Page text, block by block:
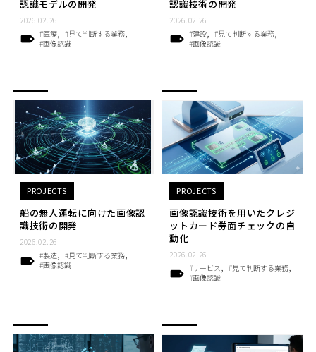
認識モデルの開発
2026.02.26
#医療
#見て判断する業務
#画像認識
認識技術の開発
2026.02.26
#建設
#見て判断する業務
#画像認識
PROJECTS
船の無人運転に向けた画像認
識技術の開発
2026.02.26
#製造
#見て判断する業務
#画像認識
PROJECTS
画像認識技術を用いたクレジ
ットカード券面チェックの自
動化
2026.02.26
#サービス
#見て判断する業務
#画像認識